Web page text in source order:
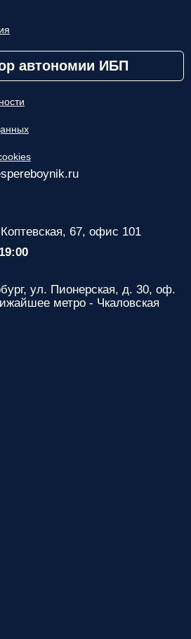
автономии ИБП
67, офис 101
ул. Пионерская, д. 30, оф.
метро - Чкаловская